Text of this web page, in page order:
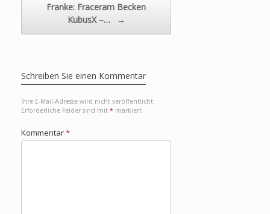
Franke: Fraceram Becken
KubusX –…
→
Schreiben Sie einen Kommentar
Ihre E-Mail-Adresse wird nicht veröffentlicht.
Erforderliche Felder sind mit * markiert
Kommentar*